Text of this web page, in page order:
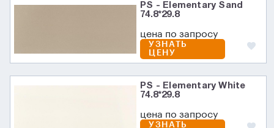
PS - Elementary Sand
74.8*29.8
цена по запросу
УЗНАТЬ
ЦЕНУ
PS - Elementary White
74.8*29.8
цена по запросу
УЗНАТЬ